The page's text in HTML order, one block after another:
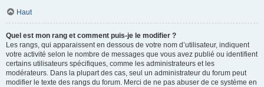
Haut
Quel est mon rang et comment puis-je le modifier ?
Les rangs, qui apparaissent en dessous de votre nom d’utilisateur, indiquent
votre activité selon le nombre de messages que vous avez publié ou identifient
certains utilisateurs spécifiques, comme les administrateurs et les
modérateurs. Dans la plupart des cas, seul un administrateur du forum peut
modifier le texte des rangs du forum. Merci de ne pas abuser de ce système en